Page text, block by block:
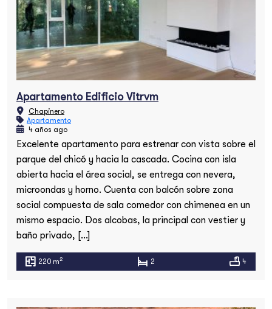
Apartamento Edificio Vitrvm
Chapinero
Apartamento
4 años ago
Excelente apartamento para estrenar con vista sobre el
parque del chicó y hacia la cascada. Cocina con isla
abierta hacia el área social, se entrega con nevera,
microondas y horno. Cuenta con balcón sobre zona
social compuesta de sala comedor con chimenea en un
mismo espacio. Dos alcobas, la principal con vestier y
baño privado, […]
220 m2 2 4